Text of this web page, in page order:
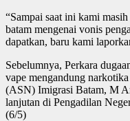
“Sampai saat ini kami
batam mengenai vonis
dapatkan, baru kami
Sebelumnya, Perkara
vape mengandung
(ASN) Imigrasi Batam, M
lanjutan di Pengadilan
(6/5)